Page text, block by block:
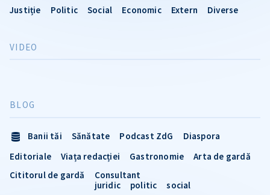
Justiție Politic Social Economic Extern Diverse
VIDEO
BLOG
Banii tăi Sănătate Podcast ZdG
Diaspora
Editoriale
Viața redacției Gastronomie
Arta de gardă
Cititorul de gardă
Consultant
juridic
politic social